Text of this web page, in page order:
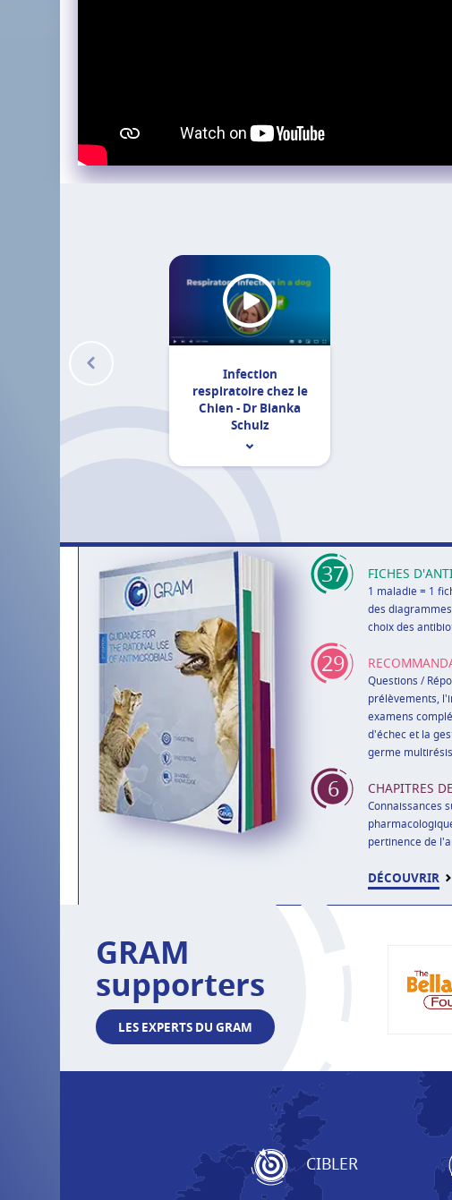
Infection
respiratoire chez le
Chien - Dr Bianka
Schulz
37 FICHES
1 maladie = 1
des
choix des
29
Questions /
prélèvements,
examens
d'échec et la
germe
6 CHAPITRES
Connaissances
pertinence de
DÉCOUVRIR
GRAM
supporters
LES EXPERTS DU GRAM
CIBLER